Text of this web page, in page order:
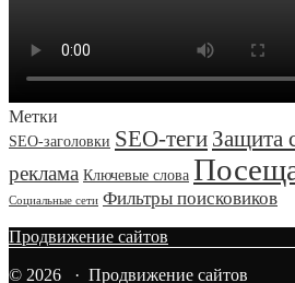
Метки
SEO-заголовки SEO-теги Защита
реклама Ключевые слова
Социальные сети Фильтры поисковиков
Продвижение сайтов
© 2026 · Продвижение сайтов